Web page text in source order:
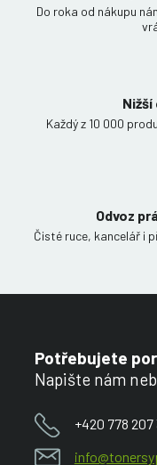
Do roka od nákupu
Každý z 10 000
Odvoz
Čisté ruce, kancelář i
Potřebujete
Napište nám
+420 778 207